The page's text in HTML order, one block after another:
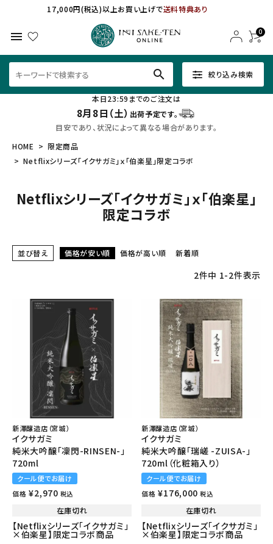
17,000円(税込)以上お買い上げで送料特典あり
menu 0
絞り込み検索
search
本日23:59までのご注文は
8月8日（土） 出荷予定です。
目安であり、状況によって異なる場合があります。
HOME
限定商品
Netflixシリーズ「イクサガミ」ｘ「伯楽星」限定コラボ
Netflixシリーズ「イクサガミ」ｘ「伯楽星」
限定コラボ
並び替え 価格が安い順 価格が高い順 新着順
2件中 1-2件表示
新澤醸造店（宮城）
イクサガミ
純米大吟醸「凜閃-RINSEN-」
720ml
クール便でお届け
価格 ¥2,970 税込
在庫切れ
【Netflixシリーズ「イクサガミ」
×伯楽星】限定コラボ商品
新澤醸造店（宮城）
イクサガミ
純米大吟醸「瑞嵯 -ZUISA-」
720ml（化粧箱入り）
クール便でお届け
価格 ¥176,000 税込
在庫切れ
【Netflixシリーズ「イクサガミ」
×伯楽星】限定コラボ商品